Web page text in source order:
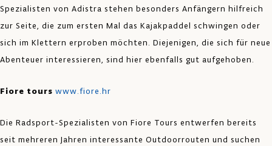
Spezialisten von Adistra stehen besonders Anfängern hilfreich
zur Seite, die zum ersten Mal das Kajakpaddel schwingen oder
sich im Klettern erproben möchten. Diejenigen, die sich für neue
Abenteuer interessieren, sind hier ebenfalls gut aufgehoben.
Fiore tours www.fiore.hr
Die Radsport-Spezialisten von Fiore Tours entwerfen bereits
seit mehreren Jahren interessante Outdoorrouten und suchen